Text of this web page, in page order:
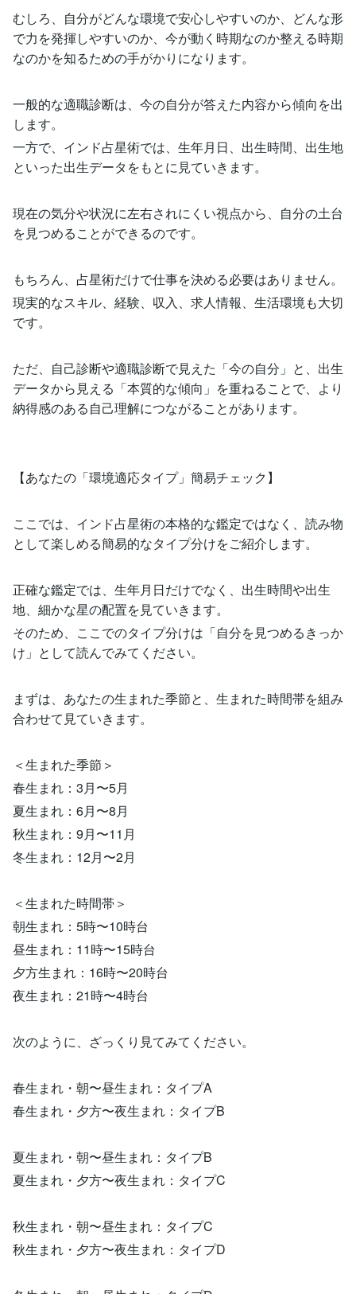
むしろ、自分がどんな環境で安心しやすいのか、どんな形
で力を発揮しやすいのか、今が動く時期なのか整える時期
なのかを知るための手がかりになります。
一般的な適職診断は、今の自分が答えた内容から傾向を出
します。
一方で、インド占星術では、生年月日、出生時間、出生地
といった出生データをもとに見ていきます。
現在の気分や状況に左右されにくい視点から、自分の土台
を見つめることができるのです。
もちろん、占星術だけで仕事を決める必要はありません。
現実的なスキル、経験、収入、求人情報、生活環境も大切
です。
ただ、自己診断や適職診断で見えた「今の自分」と、出生
データから見える「本質的な傾向」を重ねることで、より
納得感のある自己理解につながることがあります。
【あなたの「環境適応タイプ」簡易チェック】
ここでは、インド占星術の本格的な鑑定ではなく、読み物
として楽しめる簡易的なタイプ分けをご紹介します。
正確な鑑定では、生年月日だけでなく、出生時間や出生
地、細かな星の配置を見ていきます。
そのため、ここでのタイプ分けは「自分を見つめるきっか
け」として読んでみてください。
まずは、あなたの生まれた季節と、生まれた時間帯を組み
合わせて見ていきます。
＜生まれた季節＞
春生まれ：3月〜5月
夏生まれ：6月〜8月
秋生まれ：9月〜11月
冬生まれ：12月〜2月
＜生まれた時間帯＞
朝生まれ：5時〜10時台
昼生まれ：11時〜15時台
夕方生まれ：16時〜20時台
夜生まれ：21時〜4時台
次のように、ざっくり見てみてください。
春生まれ・朝〜昼生まれ：タイプA
春生まれ・夕方〜夜生まれ：タイプB
夏生まれ・朝〜昼生まれ：タイプB
夏生まれ・夕方〜夜生まれ：タイプC
秋生まれ・朝〜昼生まれ：タイプC
秋生まれ・夕方〜夜生まれ：タイプD